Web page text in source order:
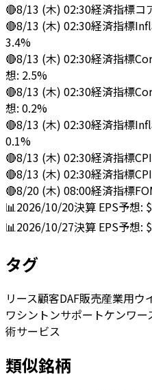
🔴8/13 (木) 02:30経済指標コ
🔴8/13 (木) 02:30経済指標
3.4%
🔴8/13 (木) 02:30経済指標
想: 2.5%
🔴8/13 (木) 02:30経済指標
想: 0.2%
🔴8/13 (木) 02:30経済指標
0.1%
🔴8/13 (木) 02:30経済指標
🔴8/13 (木) 02:30経済指標
🔴8/20 (木) 08:00経済指標
📊2026/10/20決算 EPS予想:
📊2026/10/27決算 EPS予想:
タグ
リース顧客DAF販売産業用ウ
ワシントンサポートケンワー
術サービス
類似銘柄